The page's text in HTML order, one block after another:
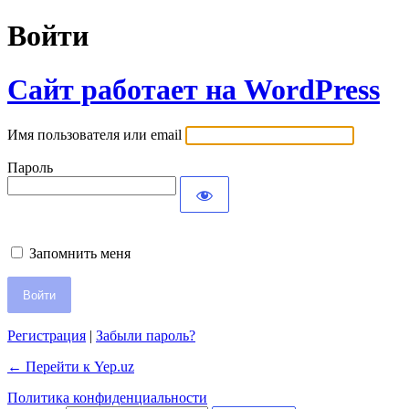
Войти
Сайт работает на WordPress
Имя пользователя или email
Пароль
Запомнить меня
Регистрация | Забыли пароль?
← Перейти к Yep.uz
Политика конфиденциальности